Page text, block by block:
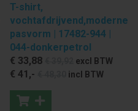
T-shirt,
vochtafdrijvend,moderne
pasvorm | 17482-944 |
044-donkerpetrol
€ 33,88 excl BTW
€ 41 ,- incl BTW